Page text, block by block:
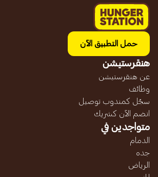
حمل التطبيق الآن
هنقرستيشن
عن هنقرستيشن
وظائف
سجّل كمندوب توصيل
انضم الآن كشريك
متواجدين في
الدمام
جده
الرياض